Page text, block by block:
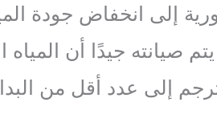
إلى انخفاض جودة
صيانته جيدًا أن
إلى عدد أقل من